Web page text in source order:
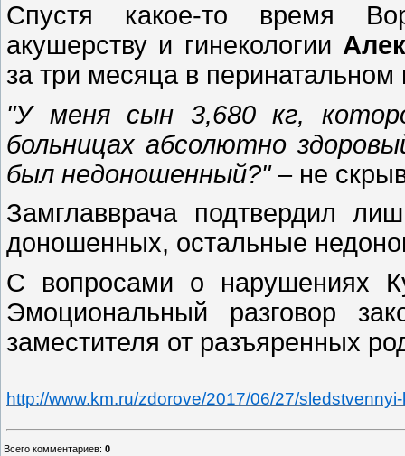
Спустя какое-то время
акушерству и гинекологии
за три месяца в
"У меня сын 3,680 кг,
больницах абсолютно
был недоношенный?"– не
Замглавврача подтвердил
доношенных, остальные
С вопросами о нарушениях
Эмоциональный разговор
заместителя от разъяренных
http://www.km.ru/zdorove/2017/06/27/
Всего комментариев: 0